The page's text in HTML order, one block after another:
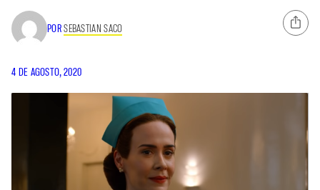
PORSEBASTIAN SACO
4 DE AGOSTO, 2020